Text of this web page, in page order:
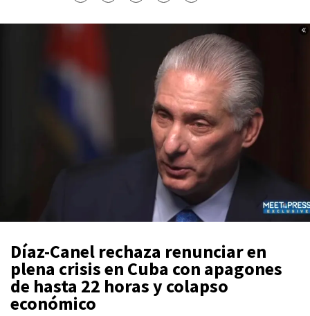
Díaz-Canel rechaza renunciar en
plena crisis en Cuba con apagones
de hasta 22 horas y colapso
económico